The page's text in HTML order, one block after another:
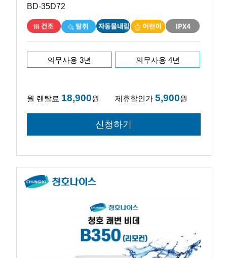
BD-35D72
의무사용 3년 의무사용 4년
월 렌탈료 18,900원 제휴할인가5,900원